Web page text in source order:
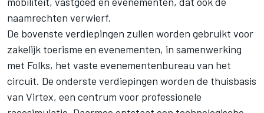
naamrechten verwierf.
De bovenste verdiepingen zullen worden gebruikt voor
zakelijk toerisme en evenementen, in samenwerking
met Folks, het vaste evenementenbureau van het
circuit. De onderste verdiepingen worden de thuisbasis
van Virtex, een centrum voor professionele